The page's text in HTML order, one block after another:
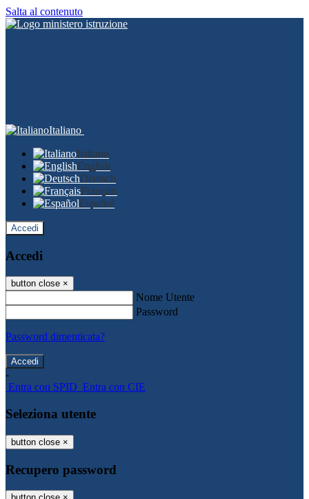
Salta al contenuto
Italiano
Italiano
English
Deutsch
Français
Español
Accedi
Accedi
button close ×
Nome Utente
Password
Password dimenticata?
-
Entra con SPID Entra con CIE
Seleziona utente
button close ×
Recupero password